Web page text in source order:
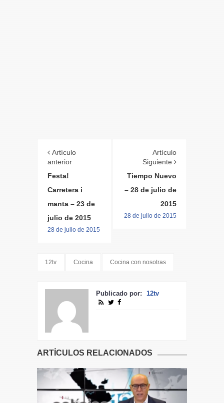
Artículo
anterior
Festa!
Carretera i
manta – 23 de
julio de 2015
28 de julio de 2015
Artículo
Siguiente
Tiempo Nuevo
– 28 de julio de
2015
28 de julio de 2015
12tv Cocina Cocina con nosotras
Publicado por: 12tv
ARTÍCULOS RELACIONADOS